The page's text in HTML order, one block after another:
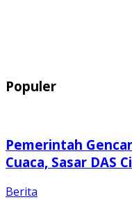
Populer
Pemerintah
Cuaca, Sasar DAS
Berita